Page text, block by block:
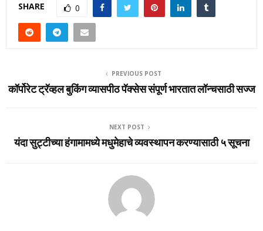
SHARE 0
PREVIOUS POST
कॉर्पोरेट ट्रॅव्हल बुकिंग व्यासपीठ पॅक्सेस संपूर्ण भारतात लॉन्चसाठी सज्ज
NEXT POST
यंदा सुट्टीच्‍या हंगामामध्‍ये मधुमेहाचे व्‍यवस्‍थापन करण्‍यासाठी ५ सूचना